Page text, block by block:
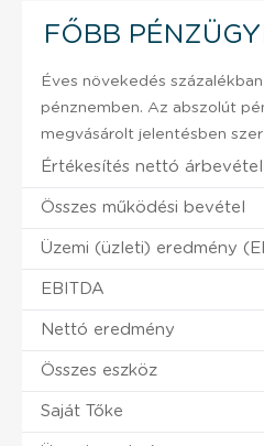
FŐBB
Éves növekedés
pénznemben. Az abszolút
megvásárolt jelentésben
Értékesítés nettó
Összes működési bevétel
Üzemi (üzleti) eredmény
EBITDA
Nettó eredmény
Összes eszköz
Saját Tőke